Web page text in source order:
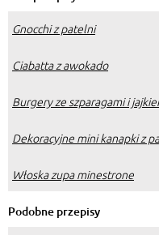
Gnocchi z patelni
Ciabatta z awokado
Burgery ze szparagami i
Dekoracyjne mini kanapki z
Włoska zupa minestrone
Podobne przepisy